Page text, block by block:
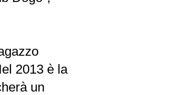
2013 è la
un